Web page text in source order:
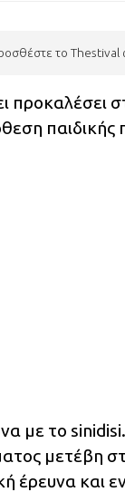
το Thestival
προκαλέσει
παιδικής
με το
μετέβη
έρευνα και